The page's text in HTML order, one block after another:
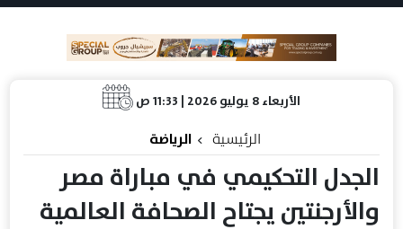
الأربعاء 8 يوليو 2026 | 11:33 ص
الرئيسية الرياضة
الجدل التحكيمي في مباراة مصر
والأرجنتين يجتاح الصحافة العالمية